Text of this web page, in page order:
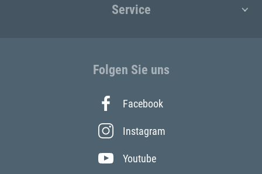
Service
Folgen Sie uns
Facebook
Instagram
Youtube